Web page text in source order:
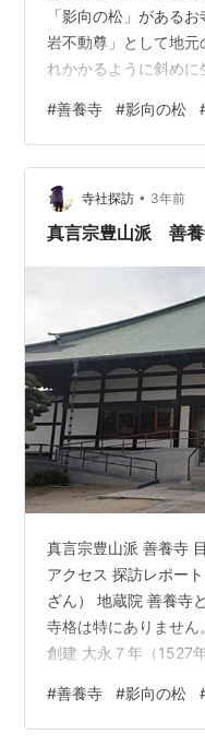
「影向の松」がある
岩不動尊」として地
れかかるように斜めに
リした目が印象的な仁
『善養寺』は、山号
ご本尊は延命地蔵菩
には、1950年代に活
ともに栃若時代を築い
#善養寺 #影向の松
寺社探訪 • 3年前
真言宗豊山派 善
真言宗豊山派 善養寺
アクセス 探訪レポー
ざん） 地蔵院 善養寺
寺格は特にありません
創建 大永７年（1527
立したことが始まりで
盛りだくさんの境内
#善養寺 #影向の松